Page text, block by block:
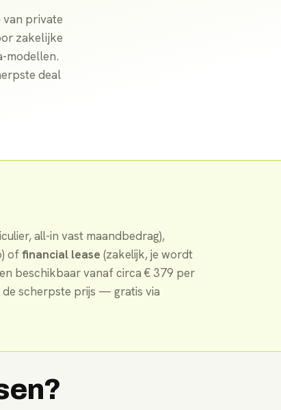
private
zakelijke
modellen.
deal
all-in vast maandbedrag),
offinancial lease (zakelijk, je wordt
beschikbaarvanaf circa €379 per
scherpste prijs — gratis via